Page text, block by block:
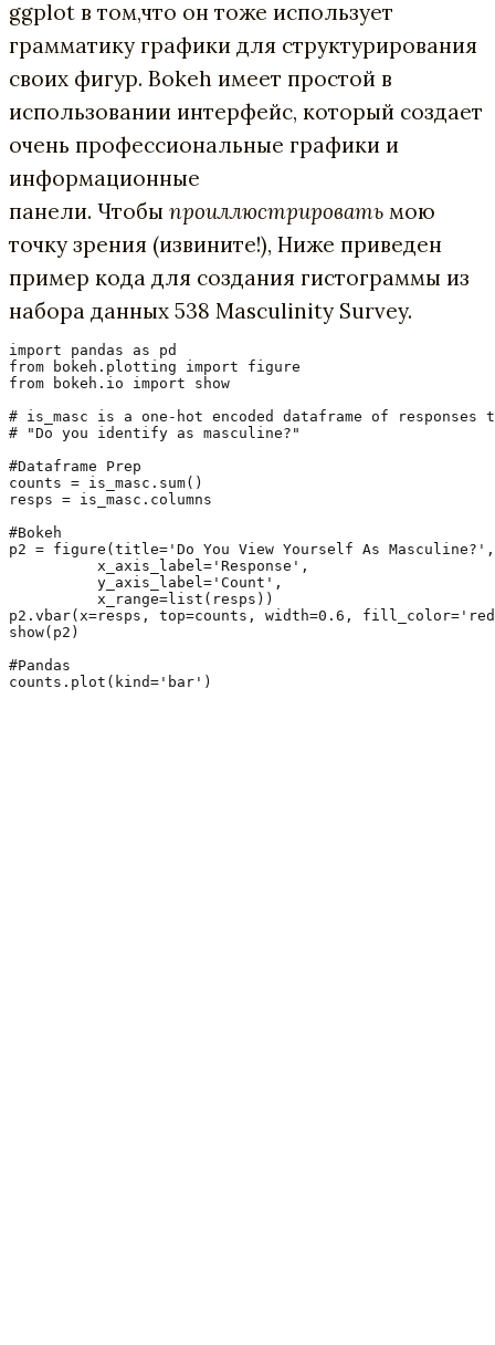
ggplot в том,что он тоже использует
грамматику графики для структурирования
своих фигур. Bokeh имеет простой в
использовании интерфейс, который создает
очень профессиональные графики и
информационные
панели. Чтобы проиллюстрировать мою
точку зрения (извините!), Ниже приведен
пример кода для создания гистограммы из
набора данных 538 Masculinity Survey.
import pandas as pd
from bokeh.plotting import figure
from bokeh.io import show
# is_masc is a one-hot encoded dataframe of
# "Do you identify as masculine?"
#Dataframe Prep
counts = is_masc.sum()
resps = is_masc.columns
#Bokeh
p2 = figure(title='Do You View Yourself As Masculine?',
          x_axis_label='Response',
          y_axis_label='Count',
          x_range=list(resps))
p2.vbar(x=resps, top=counts, width=0.6,
show(p2)
#Pandas
counts.plot(kind='bar')